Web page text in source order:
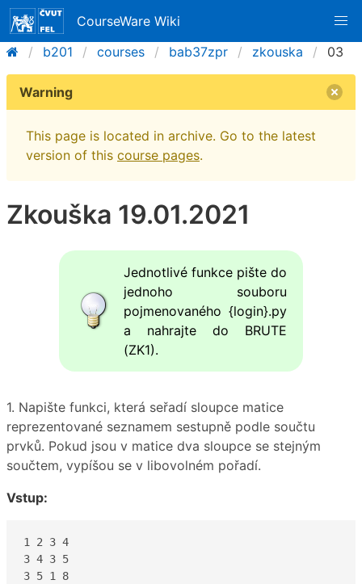
CourseWare Wiki
b201
courses bab37zpr zkouska 03
Warning
This page is located in archive. Go to the latest
version of this course pages.
Zkouška 19.01.2021
Jednotlivé funkce pište do
jednoho souboru
pojmenovaného {login}.py
a nahrajte do BRUTE
(ZK1).
1. Napište funkci, která seřadí sloupce matice
reprezentované seznamem sestupně podle součtu
prvků. Pokud jsou v matice dva sloupce se stejným
součtem, vypíšou se v libovolném pořadí.
Vstup:
1 2 3 4
3 4 3 5
3 5 1 8